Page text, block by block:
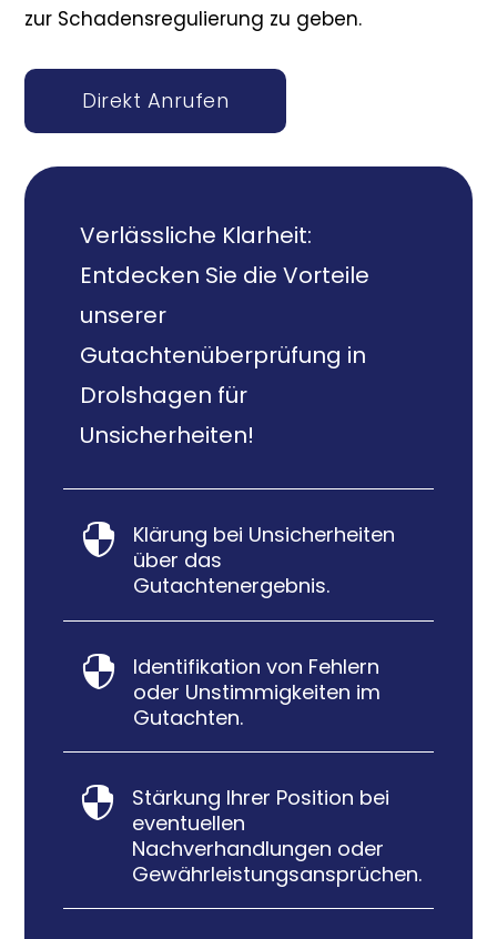
zur Schadensregulierung zu geben.
Direkt Anrufen
Verlässliche Klarheit:
Entdecken Sie die Vorteile
unserer
Gutachtenüberprüfung in
Drolshagen für
Unsicherheiten!

Klärung bei Unsicherheiten
über das
Gutachtenergebnis.

Identifikation von Fehlern
oder Unstimmigkeiten im
Gutachten.

Stärkung Ihrer Position bei
eventuellen
Nachverhandlungen oder
Gewährleistungsansprüchen.